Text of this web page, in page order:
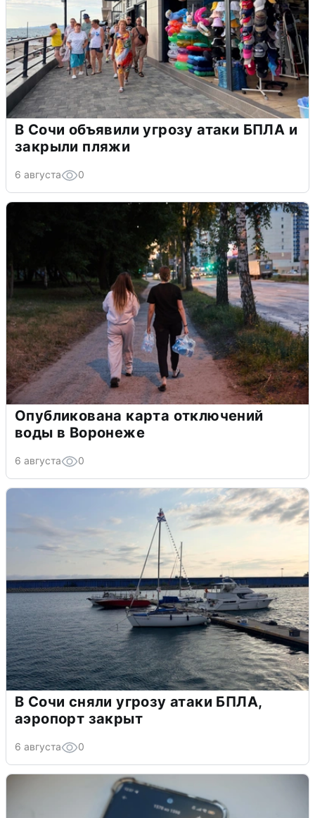
В Сочи объявили угрозу атаки БПЛА и
закрыли пляжи
6 августа 0
Опубликована карта отключений
воды в Воронеже
6 августа 0
В Сочи сняли угрозу атаки БПЛА,
аэропорт закрыт
6 августа 0